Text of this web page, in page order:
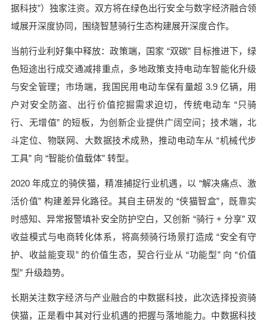
据科技”）独家注资。双方将在绿色出行安全与数字经济融合领
域展开深度协同，围绕智慧骑行生态构建展开深度合作。
当前行业利好集中释放：政策端，国家 “双碳” 目标推进下，绿
色短途出行成交通减排重点，多地政策支持电动车智能化升级
与安全管理；市场端，我国民用电动车保有量超 3.9 亿辆，用
户对安全防盗、出行价值挖掘需求迫切，传统电动车 “只骑
行、无增值” 的短板，为创新企业提供广阔空间；技术端，北
斗定位、物联网、大数据技术成熟，推动电动车从 “机械代步
工具” 向 “智能价值载体” 转型。
2020 年成立的骑侠猫，精准捕捉行业机遇，以 “解决痛点、激
活价值” 构建差异化路径。其自主研发的 “侠猫智盒”，既靠实
时感知、异常报警填补安全防护空白，又创新 “骑行 + 分享” 双
收益模式与电商转化体系，将高频骑行场景打造成 “安全有守
护、收益能变现” 的价值生态，契合行业从 “功能型” 向 “价值
型” 升级趋势。
长期关注数字经济与产业融合的中数据科技，此次选择投资骑
侠猫，正是看中其对行业机遇的把握与落地能力。中数据科技